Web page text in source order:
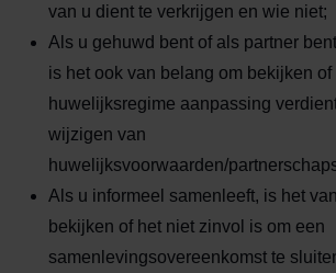
van u dient te verkrijgen en wie niet;
Als u gehuwd bent of als partner
is het ook van belang om bekijken of
huwelijksregime aanpassing
wijzigen van
huwelijksvoorwaarden/
Als u informeel samenleeft, is het
bekijken of het niet zinvol is om een
samenlevingsovereenkomst te